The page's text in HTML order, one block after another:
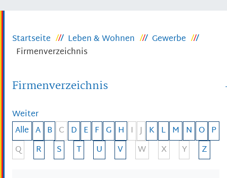
Startseite Leben & Wohnen
Gewerbe
Firmenverzeichnis
Firmenverzeichnis
Weiter
Alle A B C D E F G H I J K L M N O P
Q
R S T U V W X Y Z